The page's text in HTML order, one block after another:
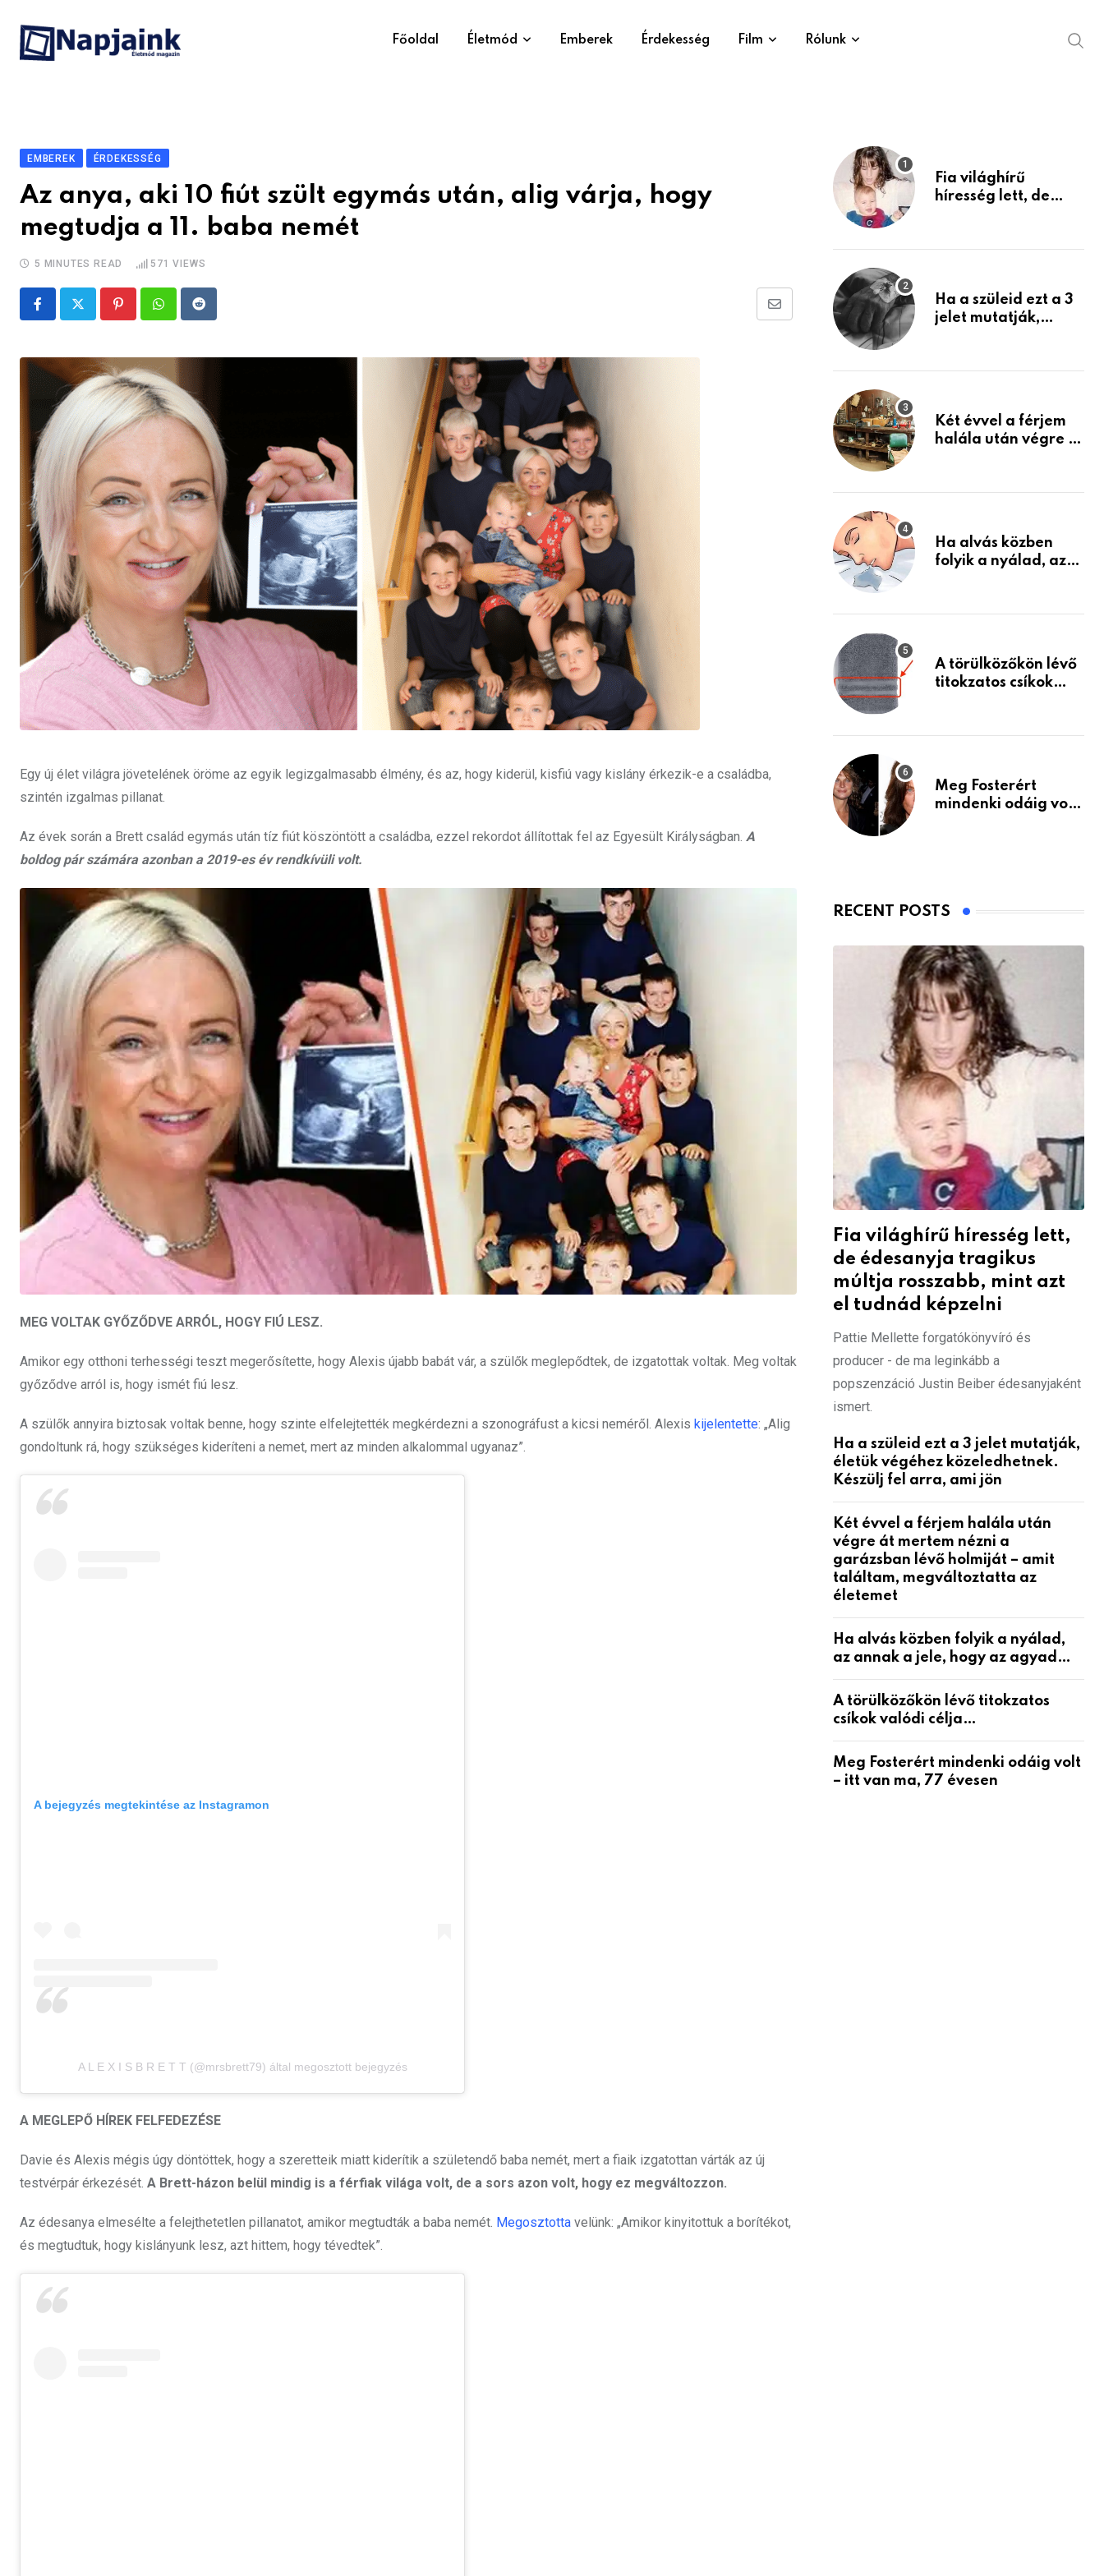
content
Főoldal Életmód Emberek Érdekesség Film Rólunk
EMBEREK ÉRDEKESSÉG
Az anya, aki 10 fiút szült egymás után, alig várja, hogy
megtudja a 11. baba nemét
5 MINUTES READ 571 VIEWS
PinterestWhatsappReddit
Share
Egy új élet világra jövetelének öröme az egyik legizgalmasabb élmény, és az, hogy kiderül, kisfiú vagy kislány érkezik-e a családba,
szintén izgalmas pillanat.
Az évek során a Brett család egymás után tíz fiút köszöntött a családba, ezzel rekordot állítottak fel az Egyesült Királyságban. A
boldog pár számára azonban a 2019-es év rendkívüli volt.
MEG VOLTAK GYŐZŐDVE ARRÓL, HOGY FIÚ LESZ.
Amikor egy otthoni terhességi teszt megerősítette, hogy Alexis újabb babát vár, a szülők meglepődtek, de izgatottak voltak. Meg voltak
győződve arról is, hogy ismét fiú lesz.
A szülők annyira biztosak voltak benne, hogy szinte elfelejtették megkérdezni a szonográfust a kicsi neméről. Alexis kijelentette: „Alig
gondoltunk rá, hogy szükséges kideríteni a nemet, mert az minden alkalommal ugyanaz”.
A bejegyzés megtekintése az Instagramon
A L E X I S B R E T T (@mrsbrett79) által megosztott bejegyzés
A MEGLEPŐ HÍREK FELFEDEZÉSE
Davie és Alexis mégis úgy döntöttek, hogy a szeretteik miatt kiderítik a születendő baba nemét, mert a fiaik izgatottan várták az új
testvérpár érkezését. A Brett-házon belül mindig is a férfiak világa volt, de a sors azon volt, hogy ez megváltozzon.
Az édesanya elmesélte a felejthetetlen pillanatot, amikor megtudták a baba nemét. Megosztotta velünk: „Amikor kinyitottuk a borítékot,
és megtudtuk, hogy kislányunk lesz, azt hittem, hogy tévedtek”.
Fia világhírű
híresség lett, de
mint azt el tudnád
Ha a szüleid ezt a 3
jelet mutatják,
Készülj fel arra, ami
Két évvel a férjem
halála után végre át
holmiját – amit
életemet
Ha alvás közben
folyik a nyálad, az
A törülközőkön lévő
titokzatos csíkok
Meg Fosterért
mindenki odáig volt
RECENT POSTS
Fia világhírű híresség lett,
de édesanyja tragikus
múltja rosszabb, mint azt
el tudnád képzelni
Pattie Mellette forgatókönyvíró és
producer - de ma leginkább a
popszenzáció Justin Beiber édesanyjaként
ismert.
Ha a szüleid ezt a 3 jelet mutatják,
életük végéhez közeledhetnek.
Készülj fel arra, ami jön
Két évvel a férjem halála után
végre át mertem nézni a
garázsban lévő holmiját – amit
találtam, megváltoztatta az
életemet
Ha alvás közben folyik a nyálad,
az annak a jele, hogy az agyad…
A törülközőkön lévő titokzatos
csíkok valódi célja…
Meg Fosterért mindenki odáig volt
– itt van ma, 77 évesen